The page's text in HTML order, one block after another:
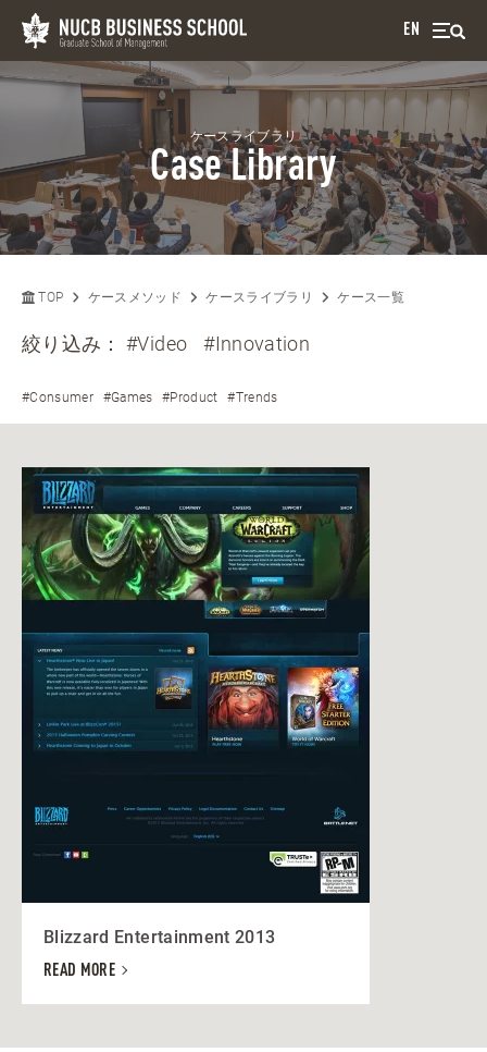
EN
ケースライブラリ
Case Library
TOP ケースメソッド ケースライブラリ ケース一覧
絞り込み：#Video #Innovation
#Consumer #Games #Product #Trends
Blizzard Entertainment 2013
READ MORE